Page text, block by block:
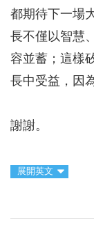
都期待下一場
長不僅以智慧
容並蓄；這樣
長中受益，因
謝謝。
展開英文